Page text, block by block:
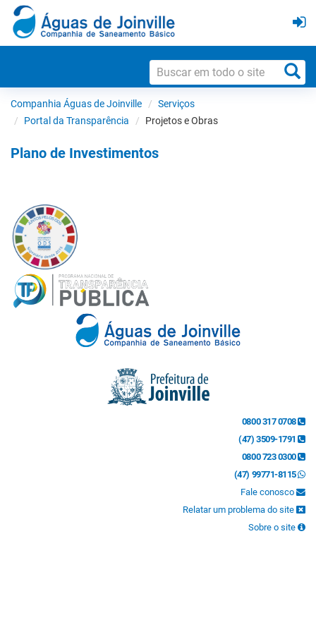
Companhia Águas de Joinville
Serviços
Portal da Transparência
Projetos e Obras
Plano de Investimentos
0800 317 0708
(47) 3509-1791
0800 723 0300
(47) 99771-8115
Fale conosco
Relatar um problema do site
Sobre o site